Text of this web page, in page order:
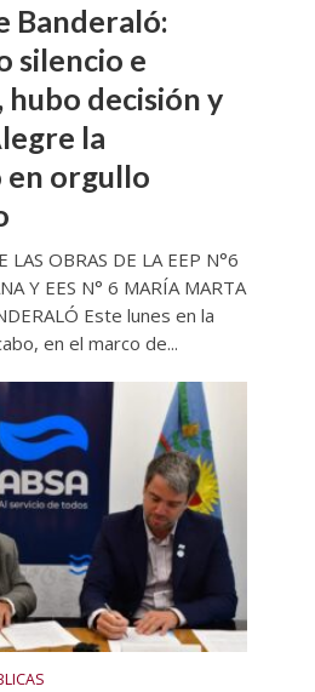
Banderaló:
silencio e
hubo decisión y
la
orgullo
LAS OBRAS DE LA EEP N°6
Y EES N° 6 MARÍA MARTA
Este lunes en la
en el marco de...